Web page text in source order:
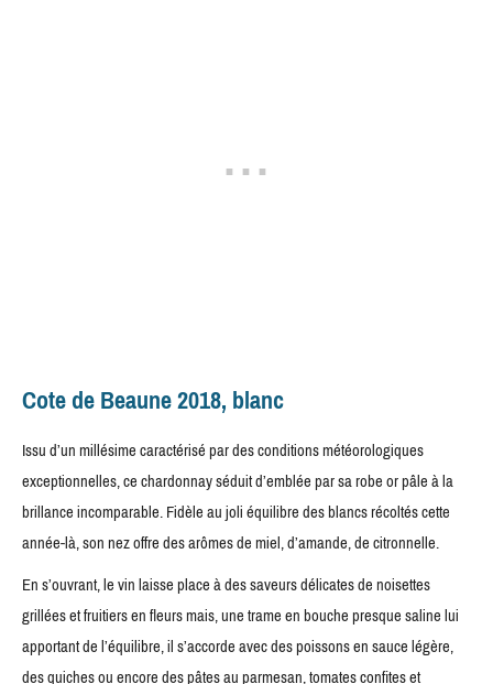
Cote de Beaune 2018, blanc
Issu d’un millésime caractérisé par des conditions météorologiques
exceptionnelles, ce chardonnay séduit d’emblée par sa robe or pâle à la
brillance incomparable. Fidèle au joli équilibre des blancs récoltés cette
année-là, son nez offre des arômes de miel, d’amande, de citronnelle.
En s’ouvrant, le vin laisse place à des saveurs délicates de noisettes
grillées et fruitiers en fleurs mais, une trame en bouche presque saline lui
apportant de l’équilibre, il s’accorde avec des poissons en sauce légère,
des quiches ou encore des pâtes au parmesan, tomates confites et